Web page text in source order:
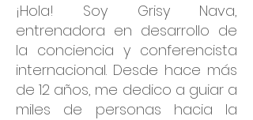
¡Hola! Soy Grisy Nava,
entrenadora en desarrollo de
la conciencia y conferencista
internacional. Desde hace más
de 12 años, me dedico a guiar a
miles de personas hacia la